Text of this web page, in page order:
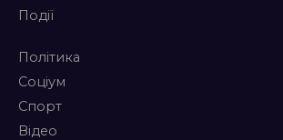
Події
Політика
Соціум
Спорт
Відео